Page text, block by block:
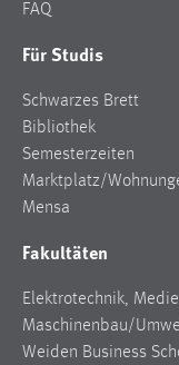
FAQ
Für Studis
Schwarzes Brett
Bibliothek
Semesterzeiten
Marktplatz/
Mensa
Fakultäten
Elektrotechnik,
Maschinenbau/
Weiden Business